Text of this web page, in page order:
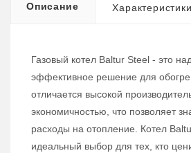
Описание Характеристики
Газовый котел Baltur Steel - это
эффективное решение для
отличается высокой
экономичностью, что позволяет
расходы на отопление. Котел
идеальный выбор для тех, кто